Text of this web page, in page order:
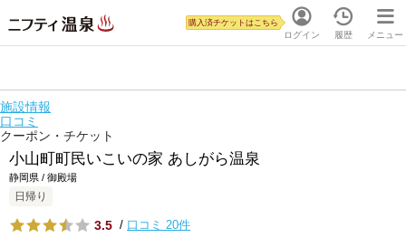
ログイン
購入済チケットはこちら
履歴 メニュー
施設情報
口コミ
クーポン・チケット
小山町町民いこいの家 あしがら温泉
静岡県 / 御殿場
日帰り
3.5 / 口コミ 20件